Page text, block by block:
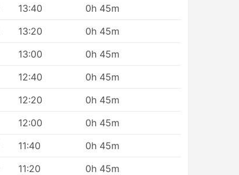
13:40
0h 45m
13:20
0h 45m
13:00
0h 45m
12:40
0h 45m
12:20
0h 45m
12:00
0h 45m
11:40
0h 45m
11:20
0h 45m